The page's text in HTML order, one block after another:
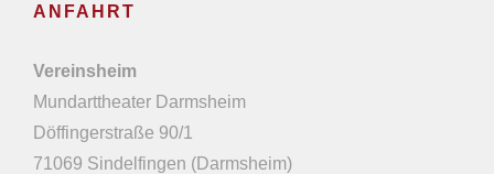
ANFAHRT
Vereinsheim
Mundarttheater Darmsheim
Döffingerstraße 90/1
71069 Sindelfingen (Darmsheim)